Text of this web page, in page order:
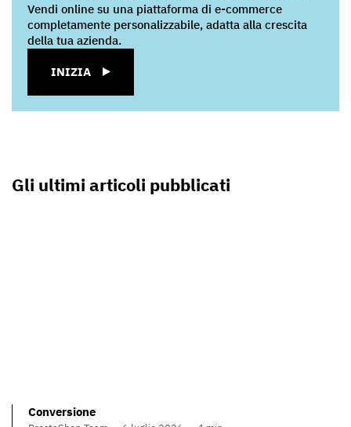
Vendi online su una piattaforma di e-commerce
completamente personalizzabile, adatta alla crescita
della tua azienda.
INIZIA
Gli ultimi articoli pubblicati
Conversione